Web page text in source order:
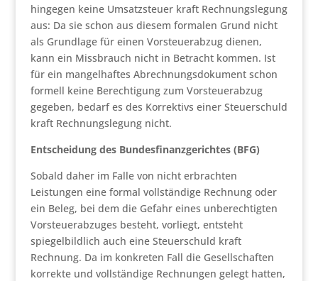
hingegen keine Umsatzsteuer kraft Rechnungslegung
aus: Da sie schon aus diesem formalen Grund nicht
als Grundlage für einen Vorsteuerabzug dienen,
kann ein Missbrauch nicht in Betracht kommen. Ist
für ein mangelhaftes Abrechnungsdokument schon
formell keine Berechtigung zum Vorsteuerabzug
gegeben, bedarf es des Korrektivs einer Steuerschuld
kraft Rechnungslegung nicht.
Entscheidung des Bundesfinanzgerichtes (BFG)
Sobald daher im Falle von nicht erbrachten
Leistungen eine formal vollständige Rechnung oder
ein Beleg, bei dem die Gefahr eines unberechtigten
Vorsteuerabzuges besteht, vorliegt, entsteht
spiegelbildlich auch eine Steuerschuld kraft
Rechnung. Da im konkreten Fall die Gesellschaften
korrekte und vollständige Rechnungen gelegt hatten,